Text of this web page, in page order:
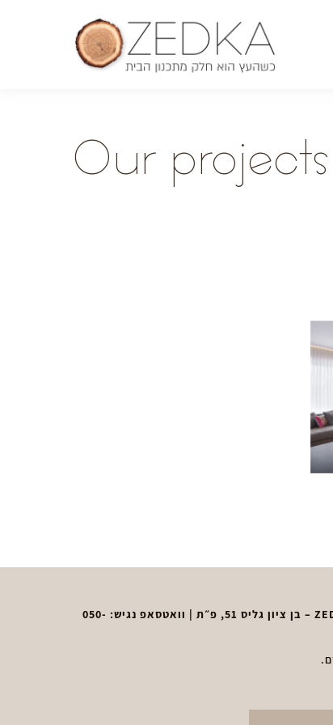
Our projects
050-